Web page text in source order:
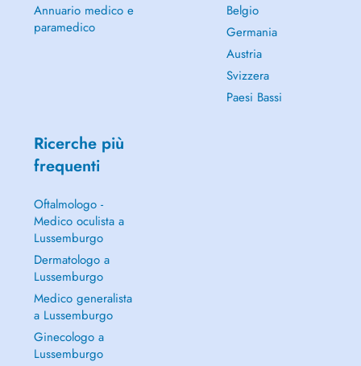
Annuario medico e
paramedico
Belgio
Germania
Austria
Svizzera
Paesi Bassi
Ricerche più
frequenti
Oftalmologo -
Medico oculista a
Lussemburgo
Dermatologo a
Lussemburgo
Medico generalista
a Lussemburgo
Ginecologo a
Lussemburgo